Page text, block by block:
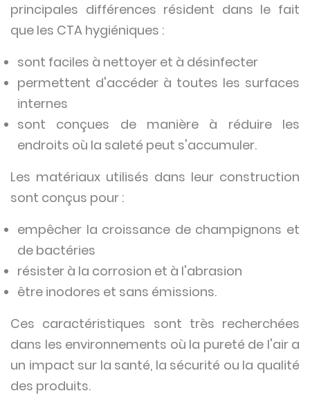
principales différences résident dans le fait
que les CTA hygiéniques :
sont faciles à nettoyer et à désinfecter
permettent d'accéder à toutes les surfaces
internes
sont conçues de manière à réduire les
endroits où la saleté peut s'accumuler.
Les matériaux utilisés dans leur construction
sont conçus pour :
empêcher la croissance de champignons et
de bactéries
résister à la corrosion et à l'abrasion
être inodores et sans émissions.
Ces caractéristiques sont très recherchées
dans les environnements où la pureté de l'air a
un impact sur la santé, la sécurité ou la qualité
des produits.